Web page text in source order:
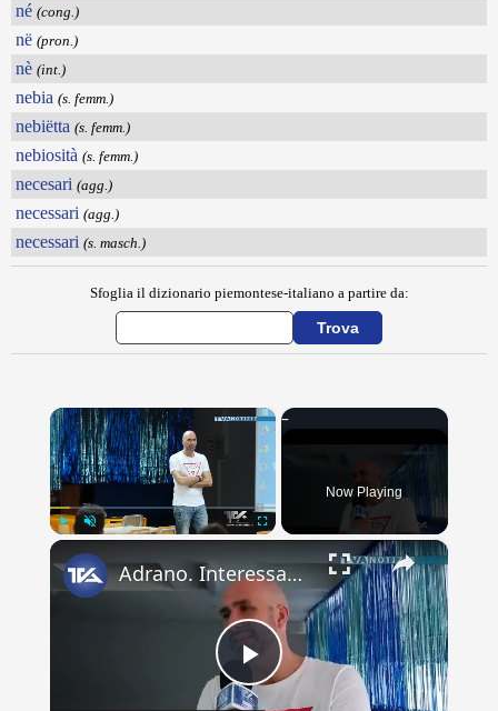
né (cong.)
në (pron.)
nè (int.)
nebia (s. femm.)
nebiëtta (s. femm.)
nebiosità (s. femm.)
necesari (agg.)
necessari (agg.)
necessari (s. masch.)
Sfoglia il dizionario piemontese-italiano a partire da:
×
Now Playing
×
Play
Adrano. Interessante incontro al liceo “Verga” con il prof. Fabio Gamberini. Studenti del Linguistic